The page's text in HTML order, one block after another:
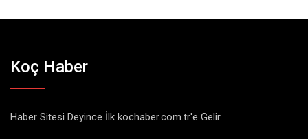
Koç Haber
Haber Sitesi Deyince İlk kochaber.com.tr'e Gelir...